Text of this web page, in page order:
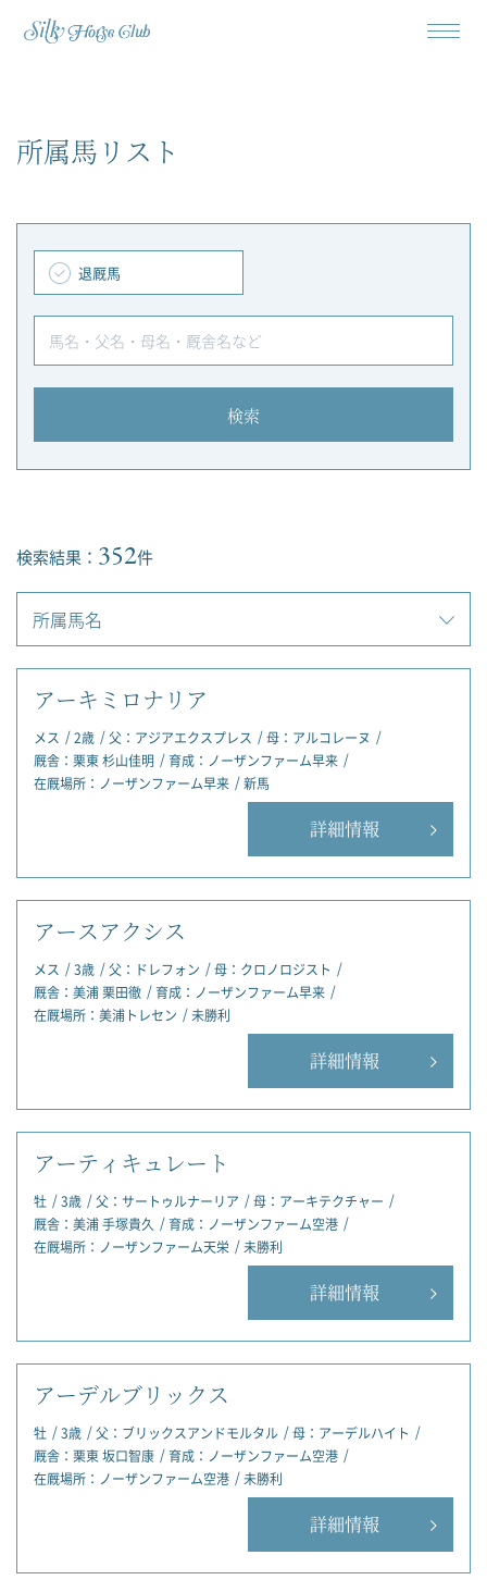
所属馬リスト
退厩馬
馬名・父名・母名・厩舎名など
検索結果： 352件
アーキミロナリア
メス 2歳 父： アジアエクスプレス 母： アルコレーヌ
厩舎： 栗東 杉山佳明 育成： ノーザンファーム早来
在厩場所： ノーザンファーム早来 新馬
詳細情報
アースアクシス
メス 3歳 父： ドレフォン 母： クロノロジスト
厩舎： 美浦 栗田徹 育成： ノーザンファーム早来
在厩場所： 美浦トレセン 未勝利
詳細情報
アーティキュレート
牡 3歳 父： サートゥルナーリア 母： アーキテクチャー
厩舎： 美浦 手塚貴久 育成： ノーザンファーム空港
在厩場所： ノーザンファーム天栄 未勝利
詳細情報
アーデルブリックス
牡 3歳 父： ブリックスアンドモルタル 母： アーデルハイト
厩舎： 栗東 坂口智康 育成： ノーザンファーム空港
在厩場所： ノーザンファーム空港 未勝利
詳細情報